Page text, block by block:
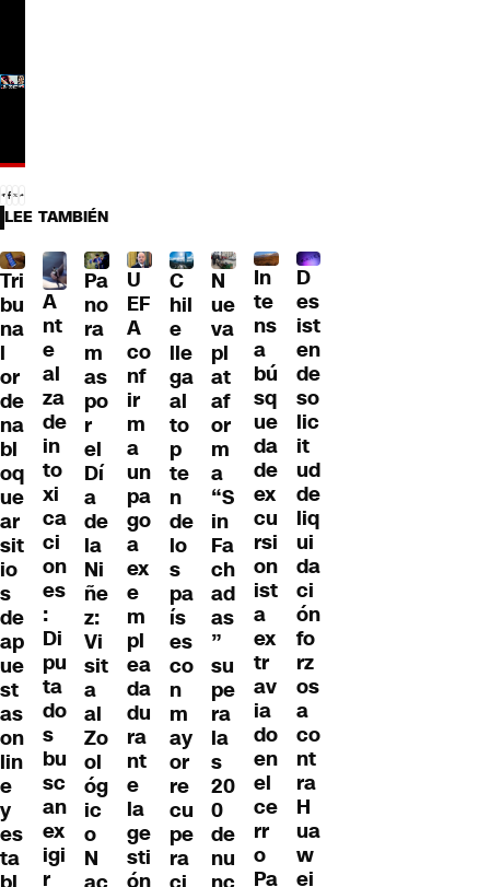
LEE TAMBIÉN
Tri
bu
na
l
or
de
na
bl
oq
ue
ar
sit
io
s
de
ap
ue
st
as
on
lin
e
y
es
ta
A
nt
e
al
za
de
in
to
xi
ca
ci
on
es
:
Di
pu
ta
do
s
bu
sc
an
ex
igi
r
Pa
no
ra
m
as
po
r
el
Dí
a
de
la
Ni
ñe
z:
Vi
sit
a
al
Zo
ol
óg
ic
o
N
U
EF
A
co
nf
ir
m
a
un
pa
go
a
ex
e
m
pl
ea
da
du
ra
nt
e
la
ge
sti
ón
C
hil
e
lle
ga
al
to
p
te
n
de
lo
s
pa
ís
es
co
n
m
ay
or
re
cu
pe
ra
N
ue
va
pl
at
af
or
m
a
“S
in
Fa
ch
ad
as
”
su
pe
ra
la
s
20
0
de
nu
In
te
ns
a
bú
sq
ue
da
de
ex
cu
rsi
on
ist
a
ex
tr
av
ia
do
en
el
ce
rr
o
Pa
D
es
ist
en
de
so
lic
it
ud
de
liq
ui
da
ci
ón
fo
rz
os
a
co
nt
ra
H
ua
w
ei